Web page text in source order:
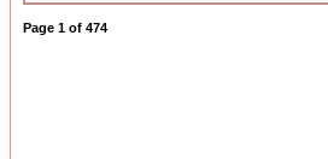
Page 1 of 474